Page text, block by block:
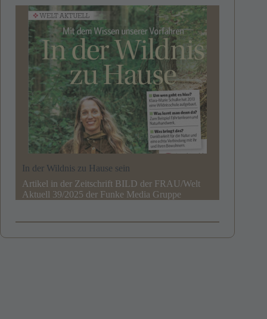
In der Wildnis zu Hause sein
Artikel in der Zeitschrift BILD der FRAU/Welt
Aktuell 39/2025 der Funke Media Gruppe